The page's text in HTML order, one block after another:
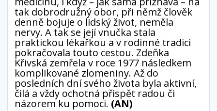
tak dobrodružný obor, při němž člověk
denně bojuje o lidský život, neměla
nervy. A tak se její vnučka stala
praktickou lékařkou a v rodinné tradici
pokračovala touto cestou. Zdeňka
Křivská zemřela v roce 1977 následkem
komplikované zlomeniny. Až do
posledních dní svého života byla aktivní,
čilá a vždy ochotná přispět radou či
názorem ku pomoci. (AN)